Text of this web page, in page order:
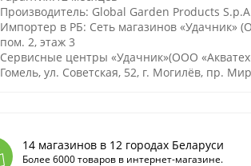
Производитель: Global Garden Products
Импортер в РБ: Сеть магазинов «Удачник»
пом. 2, этаж 3
Сервисные центры «Удачник»(ООО
Гомель, ул. Советская, 52, г. Могилёв, пр.
14 магазинов в 12 городах Беларуси
Более 6000 товаров в интернет-магазине.